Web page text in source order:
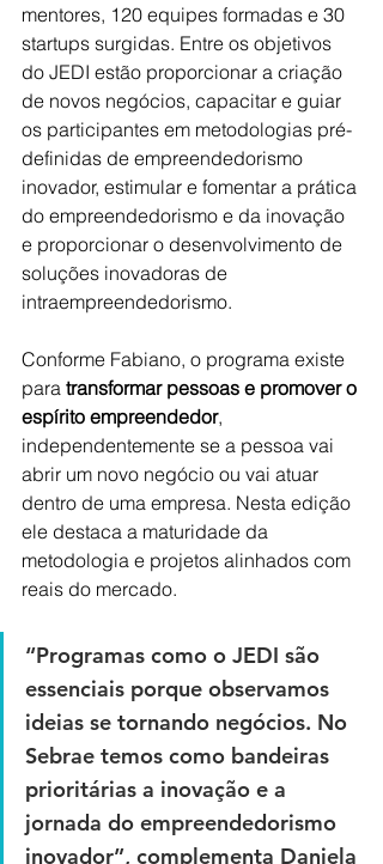
mentores, 120 equipes formadas e 30
startups surgidas. Entre os objetivos
do JEDI estão proporcionar a criação
de novos negócios, capacitar e guiar
os participantes em metodologias pré-
definidas de empreendedorismo
inovador, estimular e fomentar a prática
do empreendedorismo e da inovação
e proporcionar o desenvolvimento de
soluções inovadoras de
intraempreendedorismo.
Conforme Fabiano, o programa existe
para transformar pessoas e promover o
espírito empreendedor,
independentemente se a pessoa vai
abrir um novo negócio ou vai atuar
dentro de uma empresa. Nesta edição
ele destaca a maturidade da
metodologia e projetos alinhados com
reais do mercado.
“Programas como o JEDI são
essenciais porque observamos
ideias se tornando negócios. No
Sebrae temos como bandeiras
prioritárias a inovação e a
jornada do empreendedorismo
inovador”, complementa Daniela